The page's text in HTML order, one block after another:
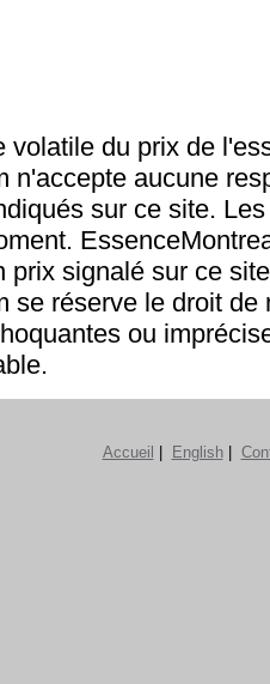
volatile du prix de
n'accepte aucune
sur ce site.
prix signalé sur ce
se réserve le droit de
ou
Accueil English|